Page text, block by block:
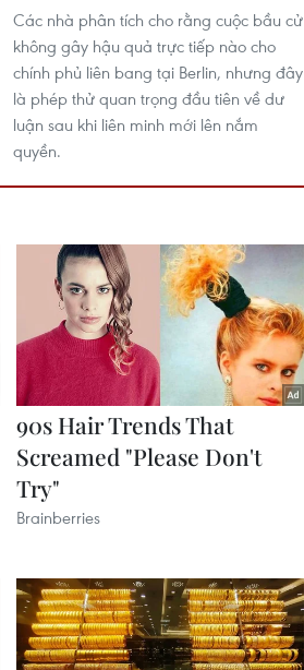
Các nhà phân tích cho rằng cuộc bầu cử
không gây hậu quả trực tiếp nào cho
chính phủ liên bang tại Berlin, nhưng đây
là phép thử quan trọng đầu tiên về dư
luận sau khi liên minh mới lên nắm
quyền.